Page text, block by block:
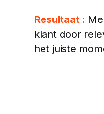
Resultaat :
klant door
het juiste